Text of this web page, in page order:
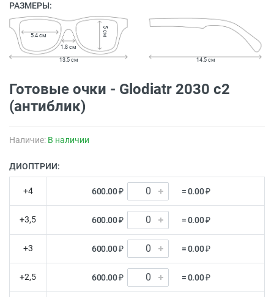
РАЗМЕРЫ:
1.8 см
5.4 см 5 см
13.5 см 14.5 см
Готовые очки - Glodiatr 2030 c2
(антиблик)
Наличие: В наличии
ДИОПТРИИ:
+4 600.00 ₽ = 0.00 ₽
+3,5 600.00 ₽ = 0.00 ₽
+3 600.00 ₽ = 0.00 ₽
+2,5 600.00 ₽ = 0.00 ₽